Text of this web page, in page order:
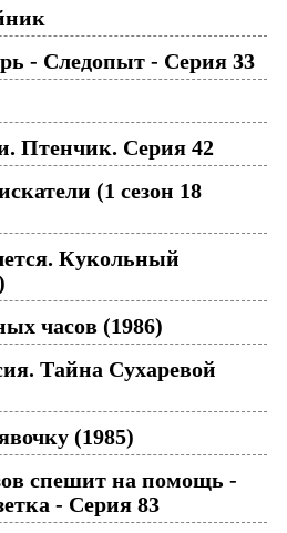
- Следопыт - Серия 33
Птенчик. Серия 42
(1 сезон 18
Кукольный
часов (1986)
Тайна Сухаревой
(1985)
спешит на помощь -
- Серия 83